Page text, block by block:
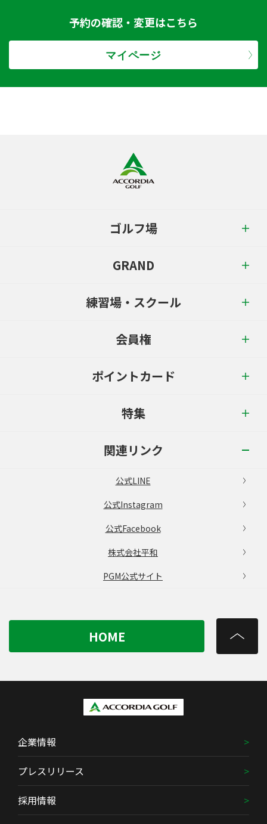
予約の確認・変更はこちら
マイページ
ゴルフ場
GRAND
練習場・スクール
会員権
ポイントカード
特集
関連リンク
公式LINE
公式Instagram
公式Facebook
株式会社平和
PGM公式サイト
HOME
企業情報
プレスリリース
採用情報